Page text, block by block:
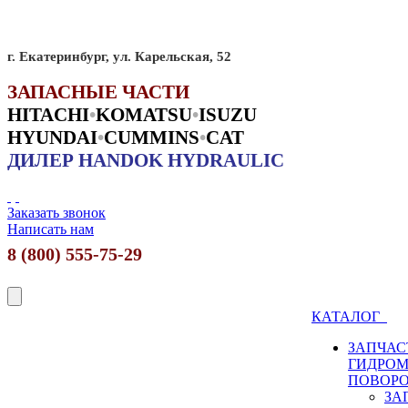
г. Екатеринбург, ул. Карельская, 52
ЗАПАСНЫЕ ЧАСТИ
HITACHI•KOMATSU•ISUZU
HYUNDAI•CUMMINS•CAT
ДИЛЕР HANDOK HYDRAULIC
Заказать звонок
Написать нам
8 (800) 555-75-29
КАТАЛОГ